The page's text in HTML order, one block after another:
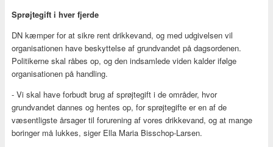
Sprøjtegift i hver fjerde
DN kæmper for at sikre rent drikkevand, og med udgivelsen vil
organisationen have beskyttelse af grundvandet på dagsordenen.
Politikerne skal råbes op, og den indsamlede viden kalder ifølge
organisationen på handling.
- Vi skal have forbudt brug af sprøjtegift i de områder, hvor
grundvandet dannes og hentes op, for sprøjtegifte er en af de
væsentligste årsager til forurening af vores drikkevand, og at mange
boringer må lukkes, siger Ella Maria Bisschop-Larsen.